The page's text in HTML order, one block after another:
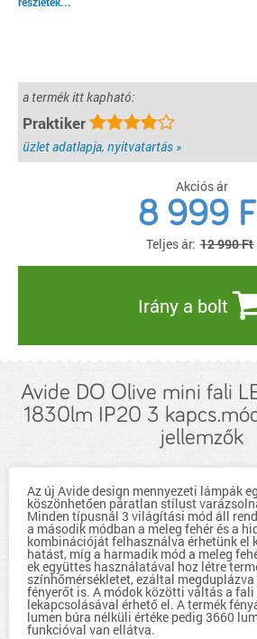
a termék itt kapható:
Praktiker
üzlet adatlapja, nyitvatartás »
Akciós ár
8 999
Teljes ár: 12 990 Ft
Irány a bolt
Avide DO Olive mini fali
1830lm IP20 3
jellemzők
Az új Avide design mennyezeti lámpák
köszönhetően páratlan stílust
Minden típusnál 3 világítási mód áll
a második módban a meleg fehér és a
kombinációját felhasználva érhetünk el
hatást, míg a harmadik mód a meleg
ek együttes használatával hoz létre
színhőmérsékletet, ezáltal
fényerőt is. A módok közötti váltás a fali
lekapcsolásával érhető el. A termék
lumen búra nélküli értéke pedig 3660
funkcióval van ellátva.